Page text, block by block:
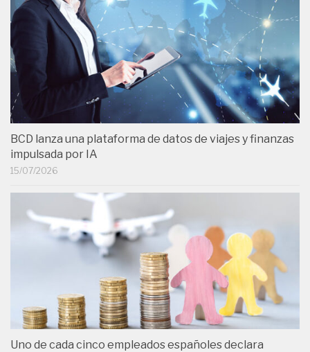
BCD lanza una plataforma de datos de viajes y finanzas
impulsada por IA
15/07/2026
Uno de cada cinco empleados españoles declara